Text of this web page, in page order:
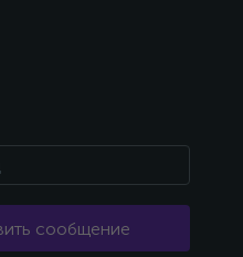
сообщение